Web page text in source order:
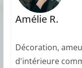
Amélie R.
Décoration,
d'intérieure